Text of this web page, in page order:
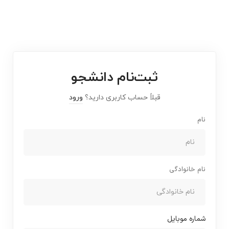
ثبت‌نام دانشجو
قبلاً حساب کاربری دارید؟ ورود
نام
نام خانوادگی
شماره موبایل